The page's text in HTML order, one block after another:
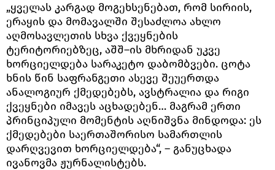
„ყველას კარგად მოგეხსენებათ, რომ სირიის,
ერაყის და მომავალში შესაძლოა ახლო
აღმოსავლეთის სხვა ქვეყნების
ტერიტორიებზეც, აშშ–ის მხრიდან უკვე
ხორციელდება სარაკეტო დაბომბვები. ცოტა
ხნის წინ საფრანგეთი ასევე შეუერთდა
ანალოგიურ ქმედებებს, ავსტრალია და რიგი
ქვეყნები იმავეს აცხადებენ… მაგრამ ერთი
პრინციპული მომენტის აღნიშვნა მინდოდა: ეს
ქმედებები საერთაშორისო სამართლის
დარღვევით ხორციელდება“, – განუცხადა
ივანოვმა ჟურნალისტებს.